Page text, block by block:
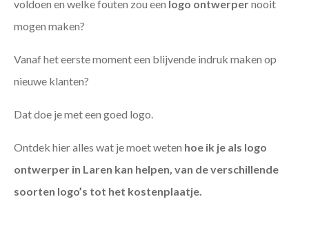
voldoen en welke fouten zou een logo ontwerpernooit
mogen maken?
Vanaf het eerste moment een blijvende indruk maken op
nieuwe klanten?
Dat doe je met een goed logo.
Ontdek hier alles wat je moet weten hoe ik je als logo
ontwerper in Laren kan helpen, van de verschillende
soorten logo’s tot het kostenplaatje.